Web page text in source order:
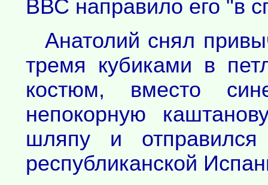
ВВС направило его "в
Анатолий снял
тремя кубиками в
костюм, вместо
непокорную
шляпу и
республиканской